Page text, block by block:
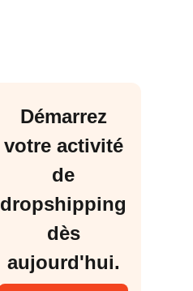
Démarrez
votre activité
de
dropshipping
dès
aujourd'hui.